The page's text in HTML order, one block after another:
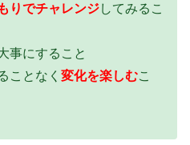
りでチャレンジしてみるこ
事にすること
ことなく 変化を楽しむこ